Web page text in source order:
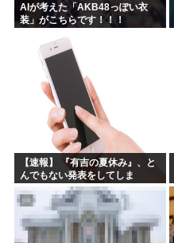
AIが考えた「AKB48っぽい衣
装」がこちらです！！！
【速報】 『有吉の夏休み』、と
んでもない発表をしてしま
う！！！！！